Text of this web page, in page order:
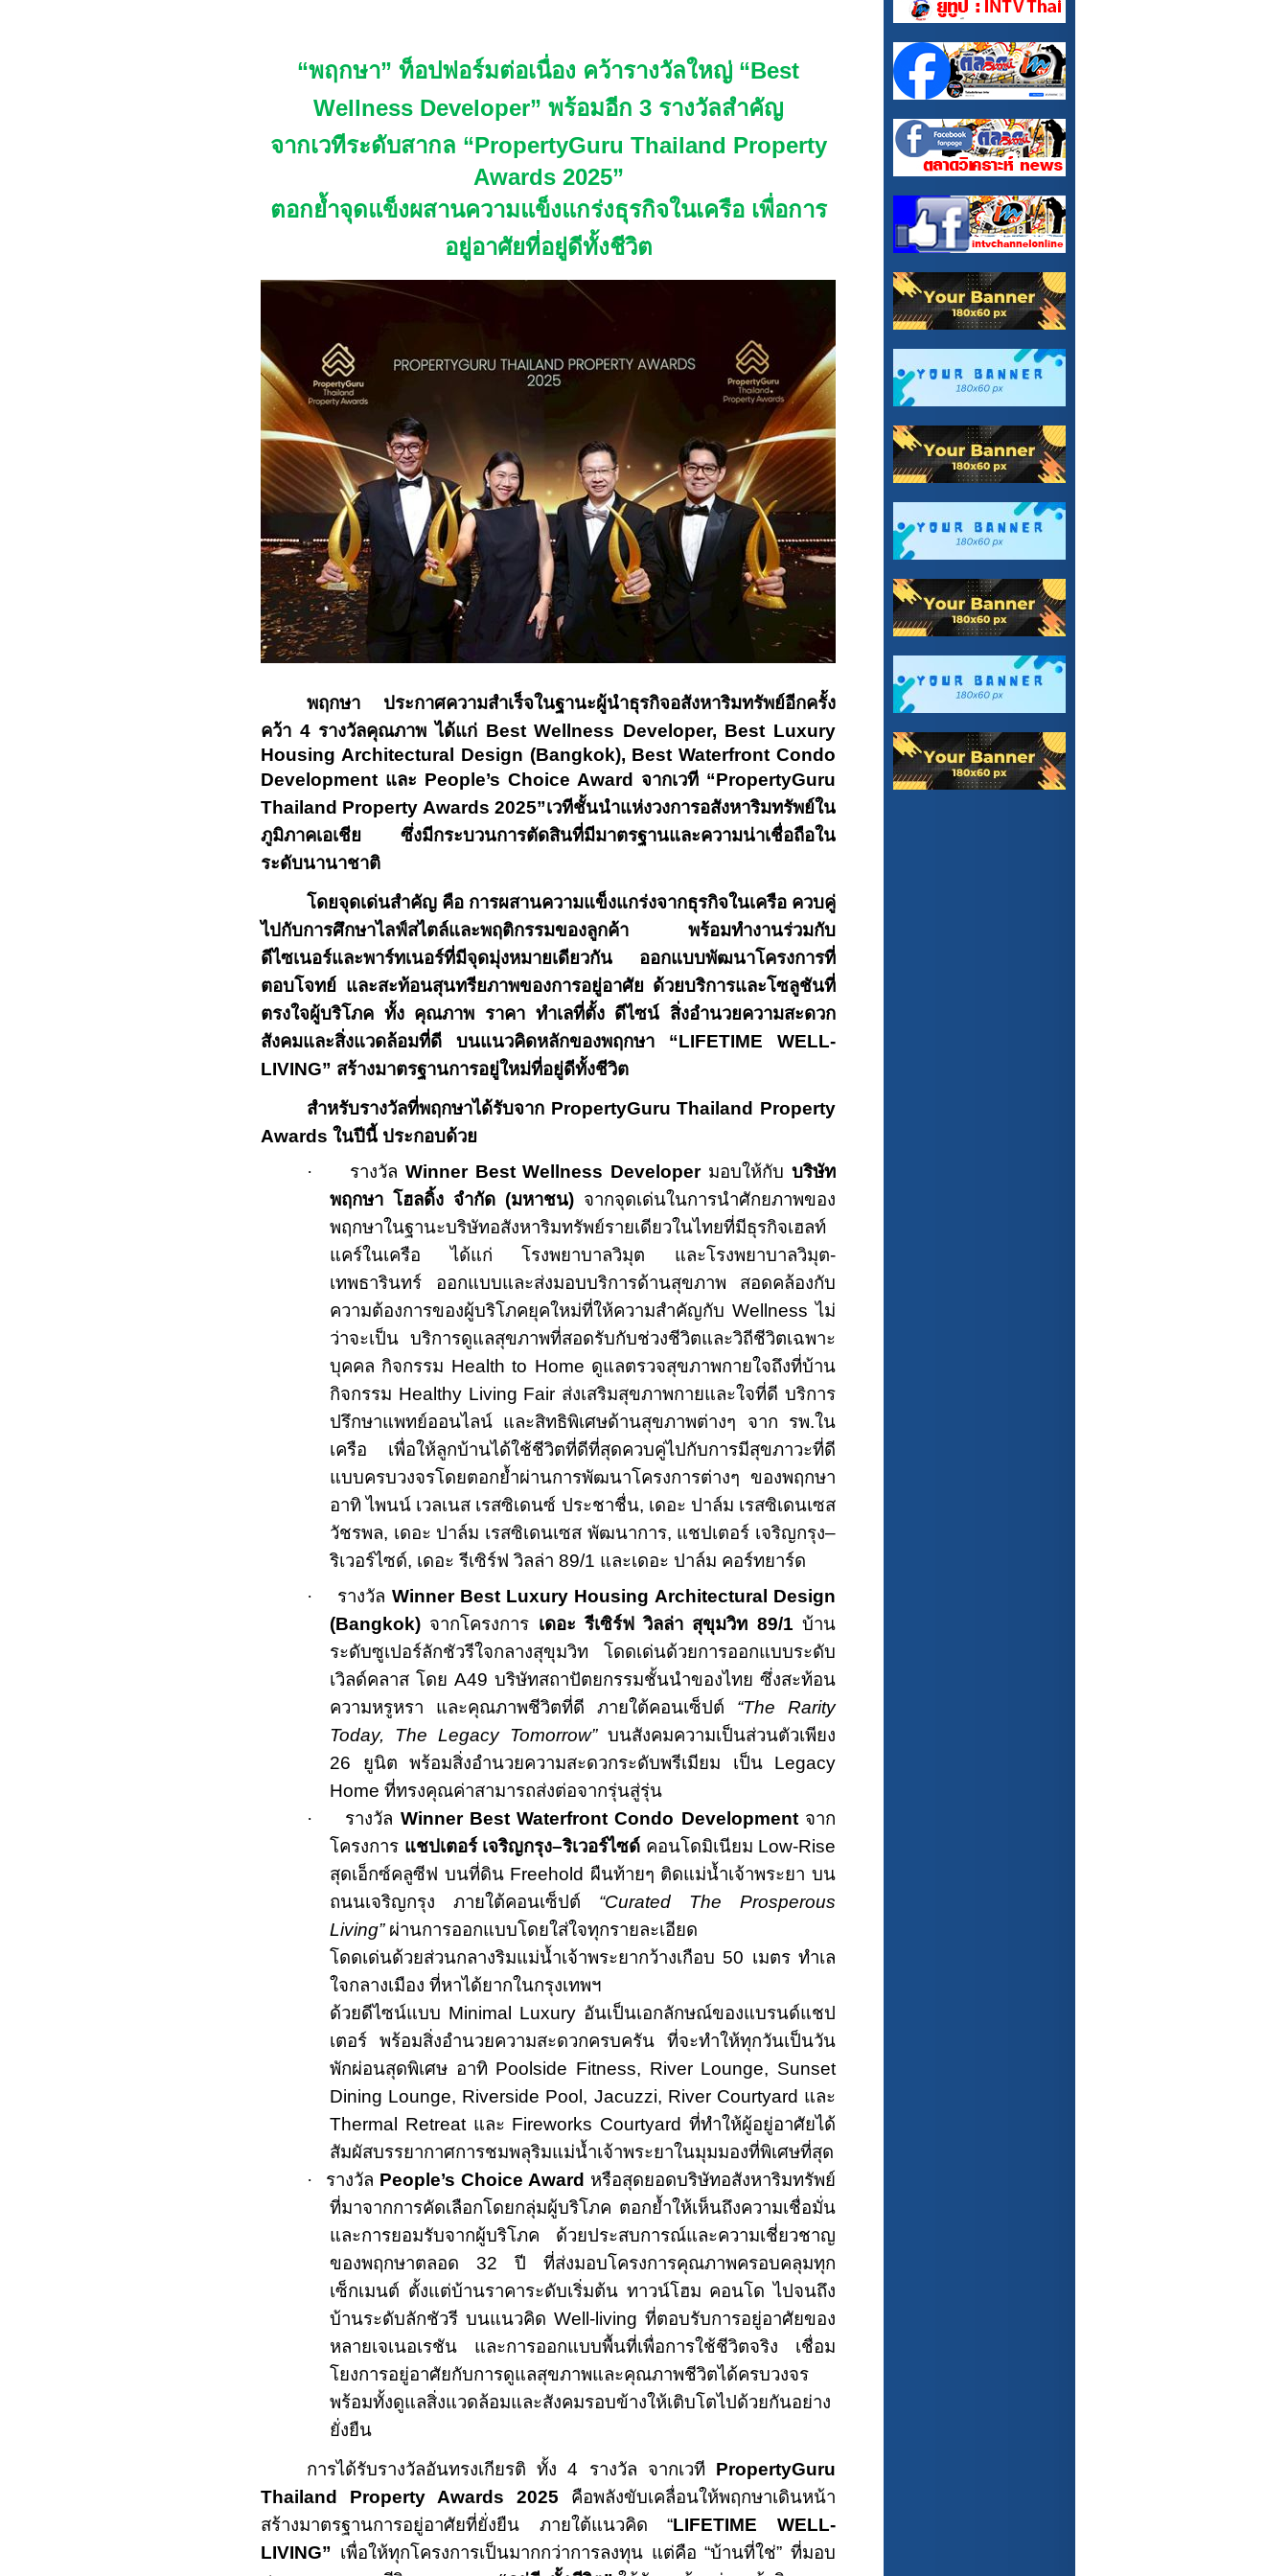
“พฤกษา” ท็อปฟอร์มต่อเนื่อง คว้ารางวัลใหญ่ “Best
Wellness Developer” พร้อมอีก 3 รางวัลสำคัญ
จากเวทีระดับสากล “PropertyGuru Thailand Property
Awards 2025”
ตอกย้ำจุดแข็งผสานความแข็งแกร่งธุรกิจในเครือ เพื่อการ
อยู่อาศัยที่อยู่ดีทั้งชีวิต
พฤกษา ประกาศความสำเร็จในฐานะผู้นำธุรกิจอสังหาริมทรัพย์อีกครั้ง
คว้า 4 รางวัลคุณภาพ ได้แก่Best Wellness Developer, Best Luxury
Housing Architectural Design (Bangkok), Best Waterfront Condo
Development และ People’s Choice Award จากเวที “PropertyGuru
Thailand Property Awards 2025”เวทีชั้นนำแห่งวงการอสังหาริมทรัพย์ใน
ภูมิภาคเอเชีย ซึ่งมีกระบวนการตัดสินที่มีมาตรฐานและความน่าเชื่อถือใน
ระดับนานาชาติ
โดยจุดเด่นสำคัญ คือ การผสานความแข็งแกร่งจากธุรกิจในเครือ ควบคู่
ไปกับการศึกษาไลฟ์สไตล์และพฤติกรรมของลูกค้า พร้อมทำงานร่วมกับ
ดีไซเนอร์และพาร์ทเนอร์ที่มีจุดมุ่งหมายเดียวกัน ออกแบบพัฒนาโครงการที่
ตอบโจทย์ และสะท้อนสุนทรียภาพของการอยู่อาศัย ด้วยบริการและโซลูชันที่
ตรงใจผู้บริโภค ทั้ง คุณภาพ ราคา ทำเลที่ตั้ง ดีไซน์ สิ่งอำนวยความสะดวก
สังคมและสิ่งแวดล้อมที่ดี บนแนวคิดหลักของพฤกษา “LIFETIME WELL-
LIVING” สร้างมาตรฐานการอยู่ใหม่ที่อยู่ดีทั้งชีวิต
สำหรับรางวัลที่พฤกษาได้รับจาก PropertyGuru Thailand Property
Awards ในปีนี้ ประกอบด้วย
·
รางวัล Winner Best Wellness Developerมอบให้กับบริษัท
พฤกษา โฮลดิ้ง จำกัด (มหาชน) จากจุดเด่นในการนำศักยภาพของ
พฤกษาในฐานะบริษัทอสังหาริมทรัพย์รายเดียวในไทยที่มีธุรกิจเฮลท์
แคร์ในเครือ ได้แก่ โรงพยาบาลวิมุต และโรงพยาบาลวิมุต-
เทพธารินทร์ ออกแบบและส่งมอบบริการด้านสุขภาพ สอดคล้องกับ
ความต้องการของผู้บริโภคยุคใหม่ที่ให้ความสำคัญกับ Wellness ไม่
ว่าจะเป็น บริการดูแลสุขภาพที่สอดรับกับช่วงชีวิตและวิถีชีวิตเฉพาะ
บุคคล กิจกรรม Health to Home ดูแลตรวจสุขภาพกายใจถึงที่บ้าน
กิจกรรม Healthy Living Fair ส่งเสริมสุขภาพกายและใจที่ดี บริการ
ปรึกษาแพทย์ออนไลน์ และสิทธิพิเศษด้านสุขภาพต่างๆ จาก รพ.ใน
เครือ เพื่อให้ลูกบ้านได้ใช้ชีวิตที่ดีที่สุดควบคู่ไปกับการมีสุขภาวะที่ดี
แบบครบวงจรโดยตอกย้ำผ่านการพัฒนาโครงการต่างๆ ของพฤกษา
อาทิ ไพนน์ เวลเนส เรสซิเดนซ์ ประชาชื่น, เดอะ ปาล์ม เรสซิเดนเซส
วัชรพล, เดอะ ปาล์ม เรสซิเดนเซส พัฒนาการ, แชปเตอร์ เจริญกรุง–
ริเวอร์ไซด์, เดอะ รีเซิร์ฟ วิลล่า 89/1 และเดอะ ปาล์ม คอร์ทยาร์ด
·
รางวัล Winner Best Luxury Housing Architectural Design
(Bangkok) จากโครงการ เดอะ รีเซิร์ฟ วิลล่า สุขุมวิท 89/1 บ้าน
ระดับซูเปอร์ลักชัวรีใจกลางสุขุมวิท โดดเด่นด้วยการออกแบบระดับ
เวิลด์คลาส โดย A49 บริษัทสถาปัตยกรรมชั้นนำของไทย ซึ่งสะท้อน
ความหรูหรา และคุณภาพชีวิตที่ดี ภายใต้คอนเซ็ปต์ “The Rarity
Today, The Legacy Tomorrow” บนสังคมความเป็นส่วนตัวเพียง
26 ยูนิต พร้อมสิ่งอำนวยความสะดวกระดับพรีเมียม เป็น Legacy
Home ที่ทรงคุณค่าสามารถส่งต่อจากรุ่นสู่รุ่น
·
รางวัล Winner Best Waterfront Condo Development จาก
โครงการ แชปเตอร์ เจริญกรุง–ริเวอร์ไซด์ คอนโดมิเนียม Low-Rise
สุดเอ็กซ์คลูซีฟ บนที่ดิน Freehold ผืนท้ายๆ ติดแม่น้ำเจ้าพระยาบน
ถนนเจริญกรุง
ภายใต้คอนเซ็ปต์ “Curated The Prosperous
Living” ผ่านการออกแบบโดยใส่ใจทุกรายละเอียด
โดดเด่นด้วยส่วนกลางริมแม่น้ำเจ้าพระยากว้างเกือบ 50 เมตร ทำเล
ใจกลางเมือง ที่หาได้ยากในกรุงเทพฯ
ด้วยดีไซน์แบบ Minimal Luxury อันเป็นเอกลักษณ์ของแบรนด์แชป
เตอร์ พร้อมสิ่งอำนวยความสะดวกครบครัน ที่จะทำให้ทุกวันเป็นวัน
พักผ่อนสุดพิเศษ อาทิ Poolside Fitness, River Lounge, Sunset
Dining Lounge, Riverside Pool, Jacuzzi, River Courtyard และ
Thermal Retreatและ Fireworks Courtyard ที่ทำให้ผู้อยู่อาศัยได้
สัมผัสบรรยากาศการชมพลุริมแม่น้ำเจ้าพระยาในมุมมองที่พิเศษที่สุด
·
รางวัล People’s Choice Award หรือสุดยอดบริษัทอสังหาริมทรัพย์
ที่มาจากการคัดเลือกโดยกลุ่มผู้บริโภค ตอกย้ำให้เห็นถึงความเชื่อมั่น
และการยอมรับจากผู้บริโภค ด้วยประสบการณ์และความเชี่ยวชาญ
ของพฤกษาตลอด 32 ปี ที่ส่งมอบโครงการคุณภาพครอบคลุมทุก
เซ็กเมนต์ ตั้งแต่บ้านราคาระดับเริ่มต้น ทาวน์โฮม คอนโด ไปจนถึง
บ้านระดับลักชัวรี บนแนวคิด Well-living ที่ตอบรับการอยู่อาศัยของ
หลายเจเนอเรชัน และการออกแบบพื้นที่เพื่อการใช้ชีวิตจริง เชื่อม
โยงการอยู่อาศัยกับการดูแลสุขภาพและคุณภาพชีวิตได้ครบวงจร
พร้อมทั้งดูแลสิ่งแวดล้อมและสังคมรอบข้างให้เติบโตไปด้วยกันอย่าง
ยั่งยืน
การได้รับรางวัลอันทรงเกียรติ ทั้ง4 รางวัล จากเวที PropertyGuru
Thailand Property Awards 2025 คือพลังขับเคลื่อนให้พฤกษาเดินหน้า
สร้างมาตรฐานการอยู่อาศัยที่ยั่งยืน ภายใต้แนวคิด “LIFETIME WELL-
LIVING” เพื่อให้ทุกโครงการเป็นมากกว่าการลงทุน แต่คือ “บ้านที่ใช่” ที่มอบ